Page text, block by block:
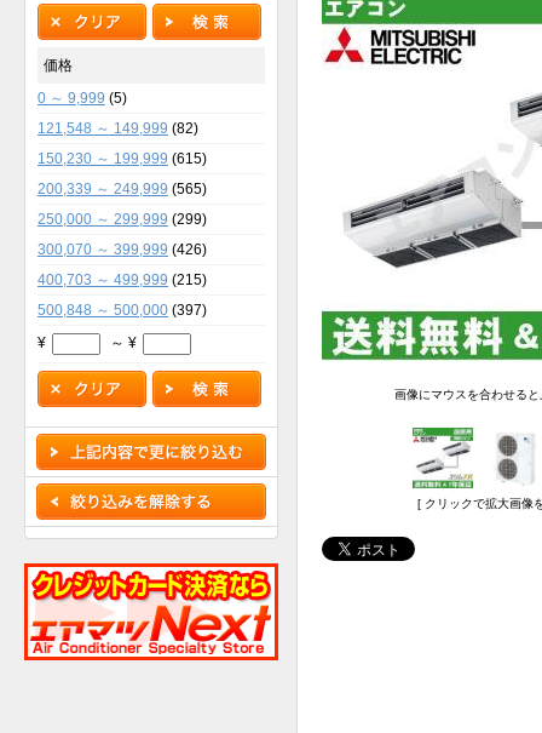
画像にマウスを合わせる
[ クリックで拡大画像
価格
0 ～ 9,999 (5)
121,548 ～ 149,999 (82)
150,230 ～ 199,999 (615)
200,339 ～ 249,999 (565)
250,000 ～ 299,999 (299)
300,070 ～ 399,999 (426)
400,703 ～ 499,999 (215)
500,848 ～ 500,000 (397)
¥
～ ¥